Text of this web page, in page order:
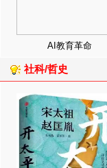
AI教育革命
社科/哲史